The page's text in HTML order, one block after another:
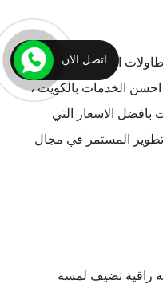
الكويتلجميع
احسن الخدمات بالكويت ،
بافضل الاسعار التي
المستمر في مجال
راقية تضيف لمسة
اتصل الان